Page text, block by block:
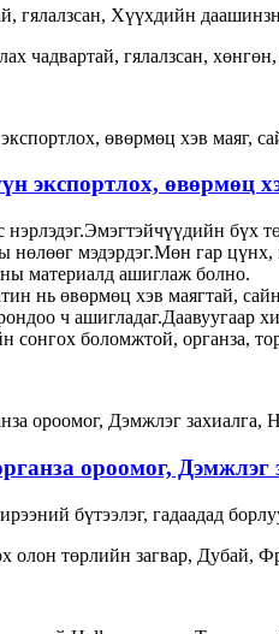
гялалзсан, Хүүхдийн
чадвартай, гялалзсан,
экспортлох, өвөрмөц
бүх
нөлөөг мэдэрдэг.Мөн гар
материалд ашиглаж болно.
нь өвөрмөц хэв маягтай,
ч ашигладаг.Даавуугаар
сонгох боломжтой, органза,
ороомог,
бүтээлэг, гадаадад
олон төрлийн загвар, Дубай,